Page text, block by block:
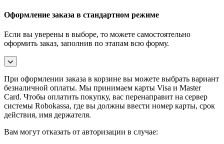
Оформление заказа в стандартном режиме
Если вы уверены в выборе, то можете самостоятельно
оформить заказ, заполнив по этапам всю форму.
При оформлении заказа в корзине вы можете выбрать вариант
безналичной оплаты. Мы принимаем карты Visa и Master
Card. Чтобы оплатить покупку, вас перенаправит на сервер
системы Robokassa, где вы должны ввести номер карты, срок
действия, имя держателя.
Вам могут отказать от авторизации в случае: